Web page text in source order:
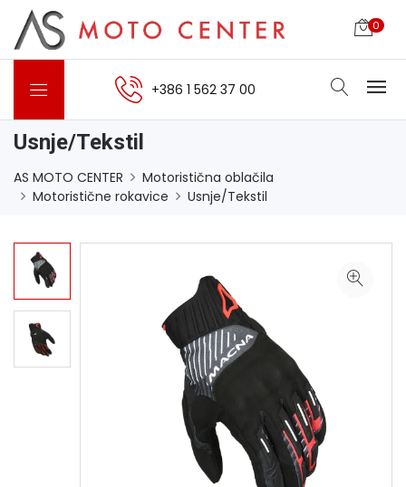
0
+386 1 562 37 00
Usnje/Tekstil
AS MOTO CENTER
Motoristična oblačila
Motoristične rokavice
Usnje/Tekstil